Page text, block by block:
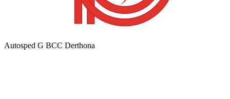
Autosped G BCC Derthona